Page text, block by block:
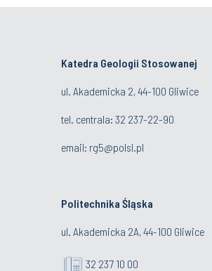
Katedra Geologii Stosowanej
ul. Akademicka 2, 44-100 Gliwice
tel. centrala: 32 237-22-90
email: rg5@polsl.pl
Politechnika Śląska
ul. Akademicka 2A, 44-100 Gliwice
32 237 10 00